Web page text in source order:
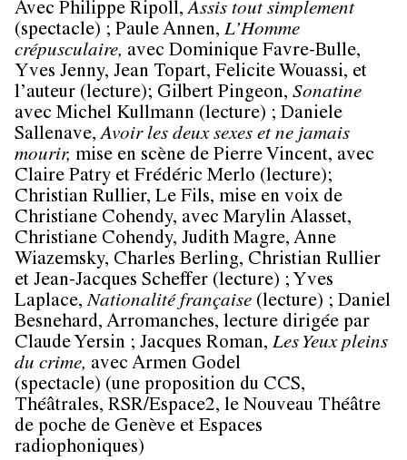
Avec Philippe Ripoll,Assis tout simplement
(spectacle) ; Paule Annen, L’Homme
crépusculaire, avec Dominique Favre-Bulle,
Yves Jenny, Jean Topart, Felicite Wouassi, et
l’auteur (lecture); Gilbert Pingeon, Sonatine
avec Michel Kullmann (lecture) ; Daniele
Sallenave,Avoir les deux sexes et ne jamais
mourir, mise en scène de Pierre Vincent, avec
Claire Patry et Frédéric Merlo (lecture);
Christian Rullier, Le Fils, mise en voix de
Christiane Cohendy, avec Marylin Alasset,
Christiane Cohendy, Judith Magre, Anne
Wiazemsky, Charles Berling, Christian Rullier
et Jean-Jacques Scheffer (lecture) ; Yves
Laplace,Nationalité française (lecture) ; Daniel
Besnehard, Arromanches, lecture dirigée par
Claude Yersin ; Jacques Roman, Les Yeux pleins
du crime, avec Armen Godel
(spectacle) (une proposition du CCS,
Théâtrales, RSR/Espace2, le Nouveau Théâtre
de poche de Genève et Espaces
radiophoniques)